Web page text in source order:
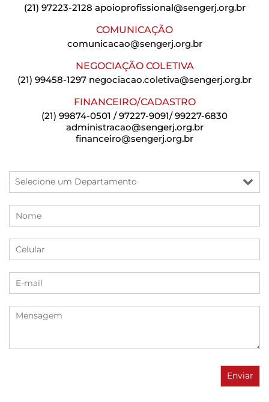
(21) 97223-2128 apoioprofissional@sengerj.org.br
COMUNICAÇÃO
comunicacao@sengerj.org.br
NEGOCIAÇÃO COLETIVA
(21) 99458-1297 negociacao.coletiva@sengerj.org.br
FINANCEIRO/CADASTRO
(21) 99874-0501 / 97227-9091/ 99227-6830
administracao@sengerj.org.br
financeiro@sengerj.org.br